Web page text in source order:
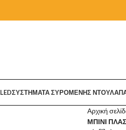
ΣΥΣΤΗΜΑΤΑ ΣΥΡΟΜΕΝΗΣ
Αρχική
ΜΠΙΝΙ